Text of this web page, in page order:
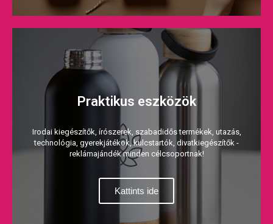
Praktikus eszközök
Irodai kiegészítők, írószerek, szabadidős termékek, utazás,
technológia, gyerekjátékok, kulcstartók, divatkiegészítők -
reklámajándék minden célcsoportnak!
Kattints ide